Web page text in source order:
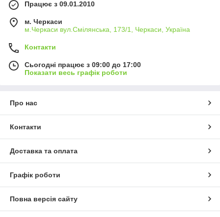
Працює з 09.01.2010
м. Черкаси
м.Черкаси вул.Смілянська, 173/1, Черкаси, Україна
Контакти
Сьогодні працює з 09:00 до 17:00
Показати весь графік роботи
Про нас
Контакти
Доставка та оплата
Графік роботи
Повна версія сайту